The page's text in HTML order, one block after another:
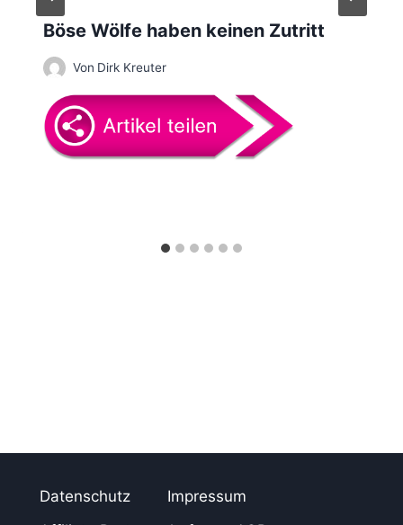
Böse Wölfe haben keinen Zutritt
Von Dirk Kreuter
Datenschutz
Impressum